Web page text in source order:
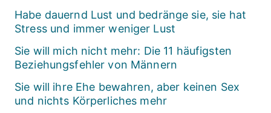
Habe dauernd Lust und bedränge sie, sie hat
Stress und immer weniger Lust
Sie will mich nicht mehr: Die 11 häufigsten
Beziehungsfehler von Männern
Sie will ihre Ehe bewahren, aber keinen Sex
und nichts Körperliches mehr